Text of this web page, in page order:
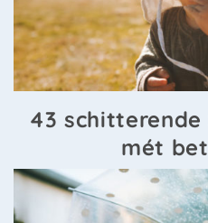
43 schitterende
mét